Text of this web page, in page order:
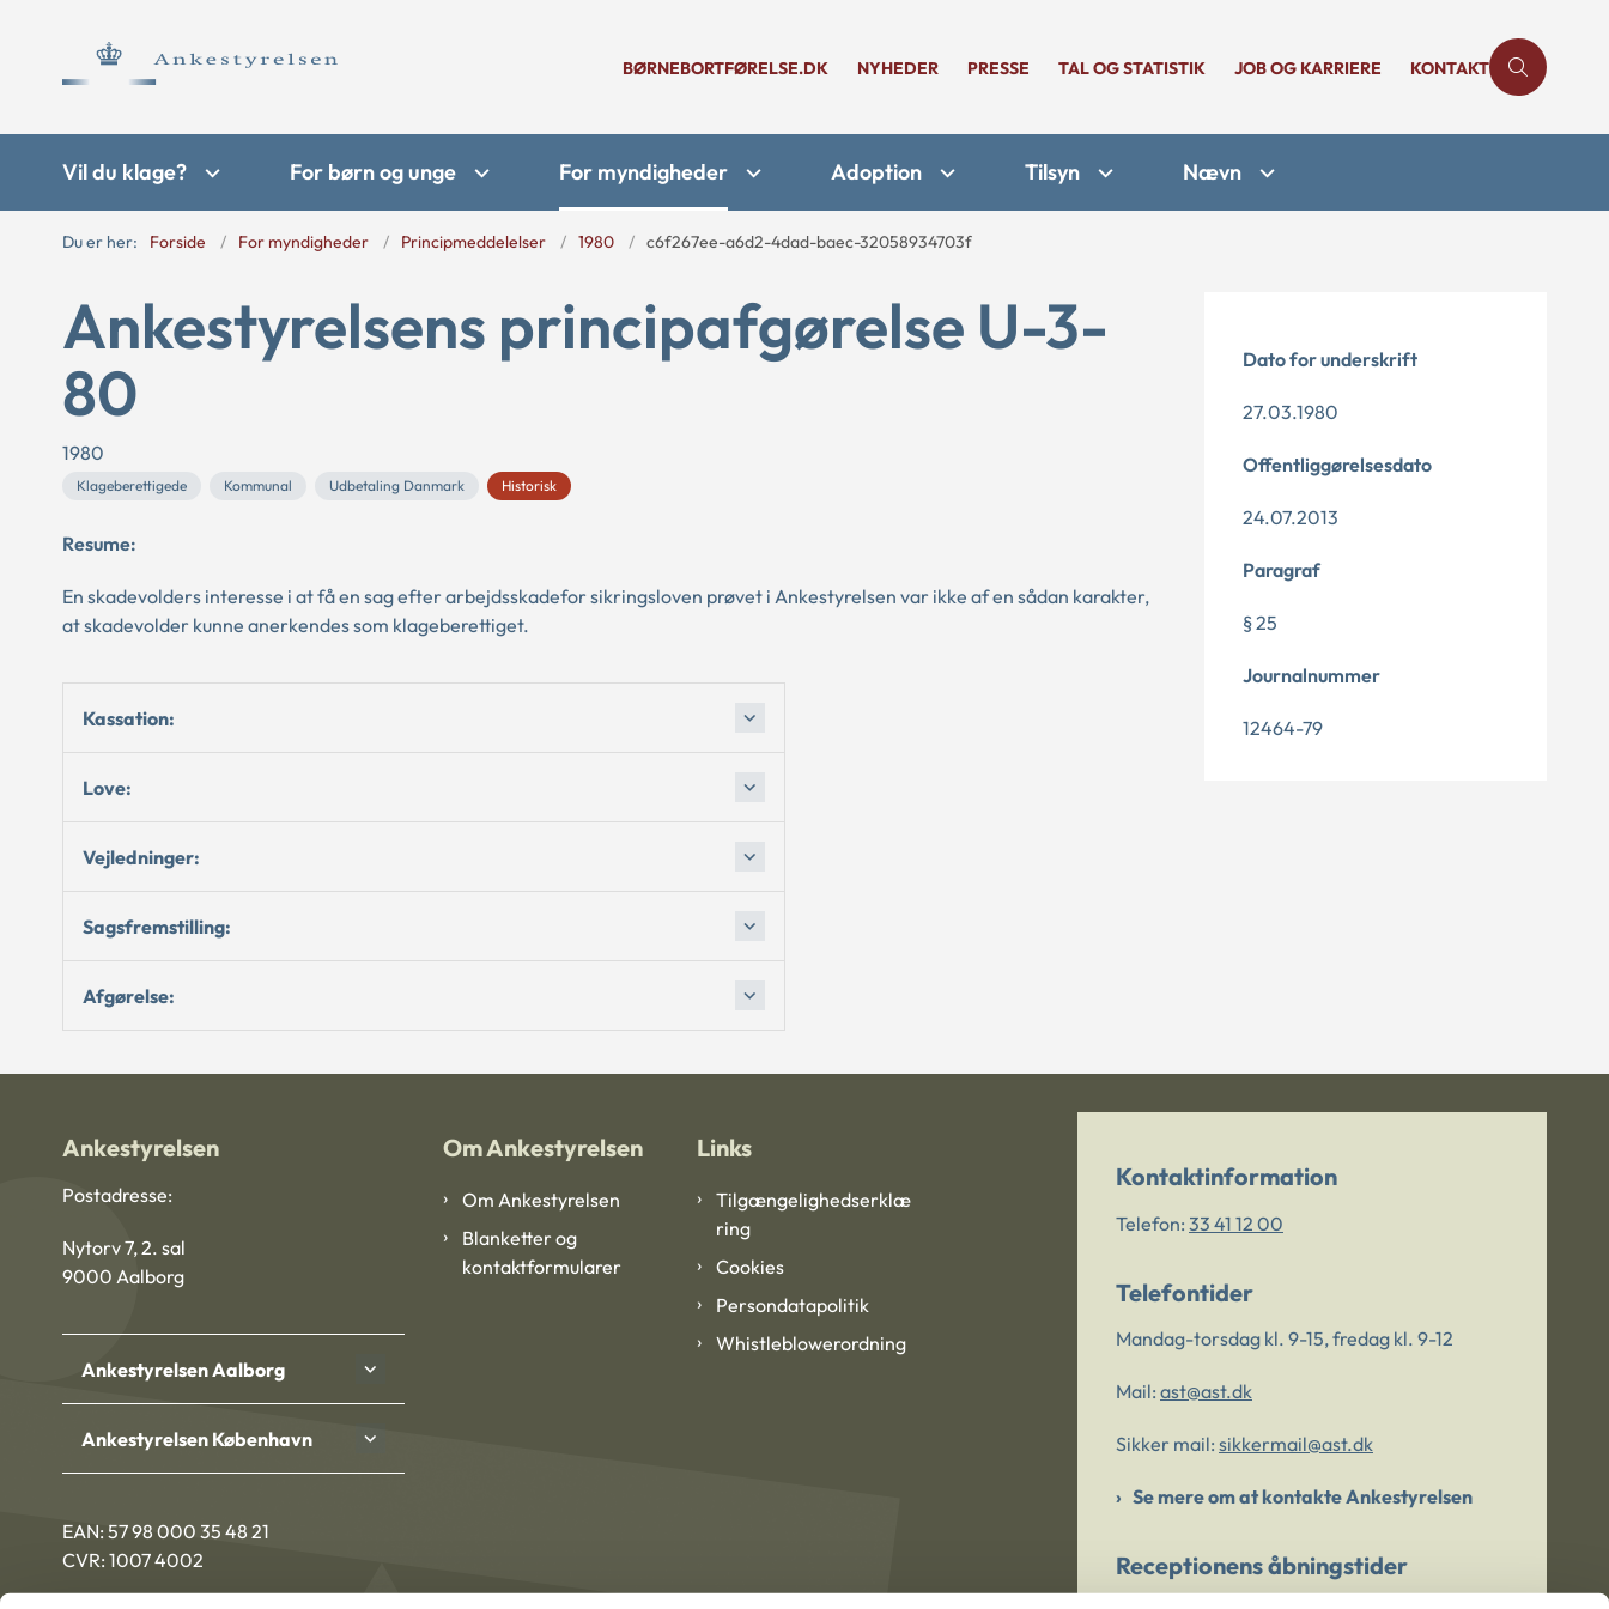
BØRNEBORTFØRELSE.DK NYHEDER PRESSE TAL OG STATISTIK JOB OG KARRIERE KONTAKT
Vil du klage? For børn og unge For myndigheder Adoption Tilsyn Nævn
Du er her: Forside For myndigheder Principmeddelelser 1980 c6f267ee-a6d2-4dad-baec-32058934703f
Ankestyrelsens principafgørelse U-3-
80
1980
Klageberettigede Kommunal Udbetaling Danmark Historisk
Resume:
En skadevolders interesse i at få en sag efter arbejdsskadefor sikringsloven prøvet i Ankestyrelsen var ikke af en sådan karakter,
at skadevolder kunne anerkendes som klageberettiget.
Kassation:
Love:
Vejledninger:
Sagsfremstilling:
Afgørelse:
Dato for underskrift
27.03.1980
Offentliggørelsesdato
24.07.2013
Paragraf
§ 25
Journalnummer
12464-79
Ankestyrelsen
Postadresse:
Nytorv 7, 2. sal
9000 Aalborg
Ankestyrelsen Aalborg
Ankestyrelsen København
EAN: 57 98 000 35 48 21
CVR: 1007 4002
Om Ankestyrelsen
Om Ankestyrelsen
Blanketter og
kontaktformularer
Links
Tilgængelighedserklæ
ring
Cookies
Persondatapolitik
Whistleblowerordning
Kontaktinformation
Telefon: 33 41 12 00
Telefontider
Mandag-torsdag kl. 9-15, fredag kl. 9-12
Mail: ast@ast.dk
Sikker mail: sikkermail@ast.dk
Se mere om at kontakte Ankestyrelsen
Receptionens åbningstider